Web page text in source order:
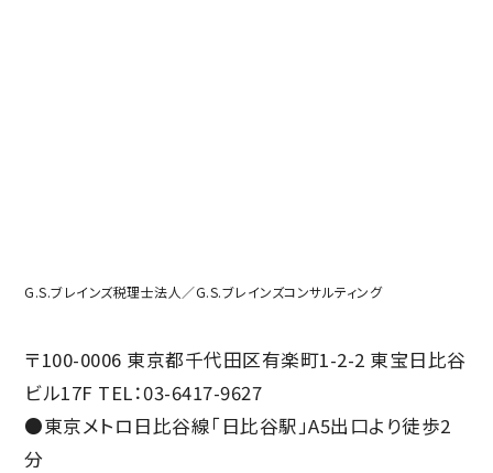
G.S.ブレインズ税理士法人／G.S.ブレインズコンサルティング
〒100-0006 東京都千代田区有楽町1-2-2 東宝日比谷
ビル17F TEL：03-6417-9627
●東京メトロ日比谷線「日比谷駅」A5出口より徒歩2
分